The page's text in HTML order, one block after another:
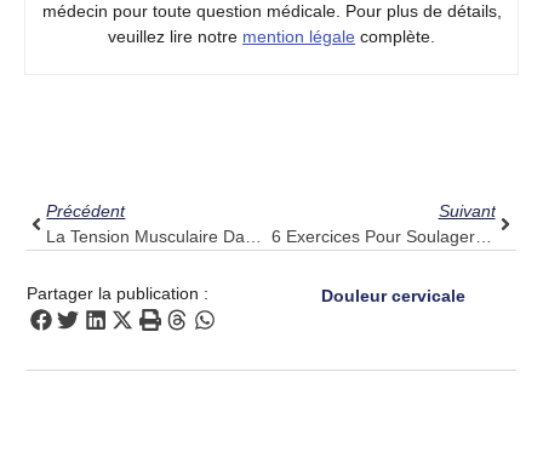
médecin pour toute question médicale. Pour plus de détails,
veuillez lire notre mention légale complète.
Précédent
La Tension Musculaire Dans Le Haut Du Dos Sabote-T-Elle Votre Journée ? Essayez Pulse Align
Suivant
6 Exercices Pour Soulager Les Douleurs Lombaires, Ainsi Que Le Soutien De Pulse Align
Partager la publication : Douleur cervicale